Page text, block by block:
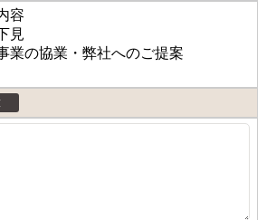
容
見
業の協業・弊社へのご提案